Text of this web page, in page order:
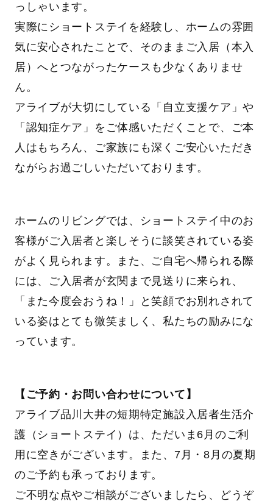
っしゃいます。
実際にショートステイを経験し、ホームの雰囲
気に安心されたことで、そのままご入居（本入
居）へとつながったケースも少なくありませ
ん。
アライブが大切にしている「自立支援ケア」や
「認知症ケア」をご体感いただくことで、ご本
人はもちろん、ご家族にも深くご安心いただき
ながらお過ごしいただいております。
ホームのリビングでは、ショートステイ中のお
客様がご入居者と楽しそうに談笑されている姿
がよく見られます。また、ご自宅へ帰られる際
には、ご入居者が玄関まで見送りに来られ、
「また今度会おうね！」と笑顔でお別れされて
いる姿はとても微笑ましく、私たちの励みにな
っています。
【ご予約・お問い合わせについて】
アライブ品川大井の短期特定施設入居者生活介
護（ショートステイ）は、ただいま6月のご利
用に空きがございます。また、7月・8月の夏期
のご予約も承っております。
ご不明な点やご相談がございましたら、どうぞ